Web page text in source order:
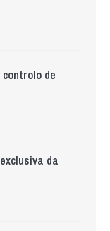
de
da